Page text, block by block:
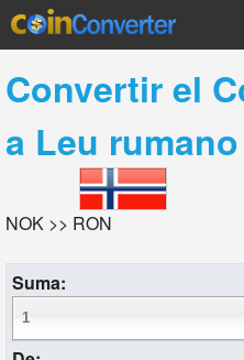
Convertir el
a Leu rumano
NOK >> RON
Suma: